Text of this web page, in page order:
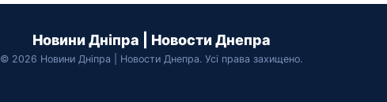
Новини Дніпра | Новости Днепра
© 2026 Новини Дніпра | Новости Днепра. Усі права захищено.